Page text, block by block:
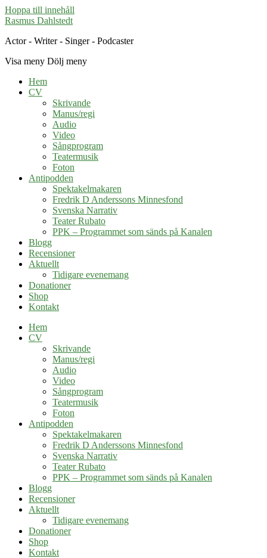
Hoppa till innehåll
Rasmus Dahlstedt
Actor - Writer - Singer - Podcaster
Visa meny Dölj meny
Hem
CV
Skrivande
Manus/regi
Audio
Video
Sångprogram
Teatermusik
Foton
Antipodden
Spektakelmakaren
Fredrik D Anderssons Minnesfond
Svenska Narrativ
Teater Rubato
PPK – Programmet som sänds på Kanalen
Blogg
Recensioner
Aktuellt
Tidigare evenemang
Donationer
Shop
Kontakt
Hem
CV
Skrivande
Manus/regi
Audio
Video
Sångprogram
Teatermusik
Foton
Antipodden
Spektakelmakaren
Fredrik D Anderssons Minnesfond
Svenska Narrativ
Teater Rubato
PPK – Programmet som sänds på Kanalen
Blogg
Recensioner
Aktuellt
Tidigare evenemang
Donationer
Shop
Kontakt